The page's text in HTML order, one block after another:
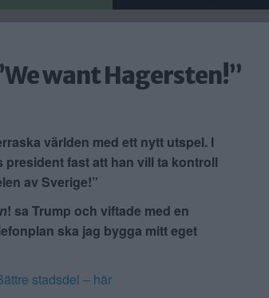
want Hagersten!”
världen med ett nytt utspel. I
fast att han vill ta kontroll
av Sverige!”
! sa Trump och viftade med en
ska jag bygga mitt eget
stadsdel – här